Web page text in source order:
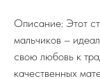
Описание: Этот
мальчиков –
свою любовь к
качественных